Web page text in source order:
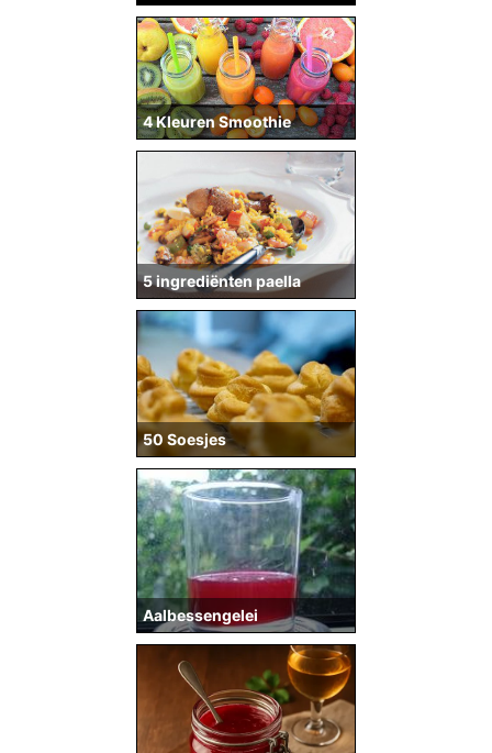
4 Kleuren Smoothie
5 ingrediënten paella
50 Soesjes
Aalbessengelei